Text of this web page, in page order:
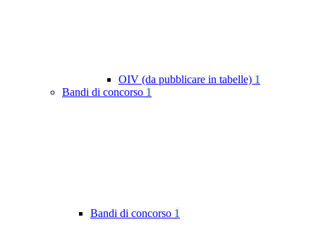
OIV (da pubblicare in tabelle) 1
Bandi di concorso 1
Bandi di concorso 1